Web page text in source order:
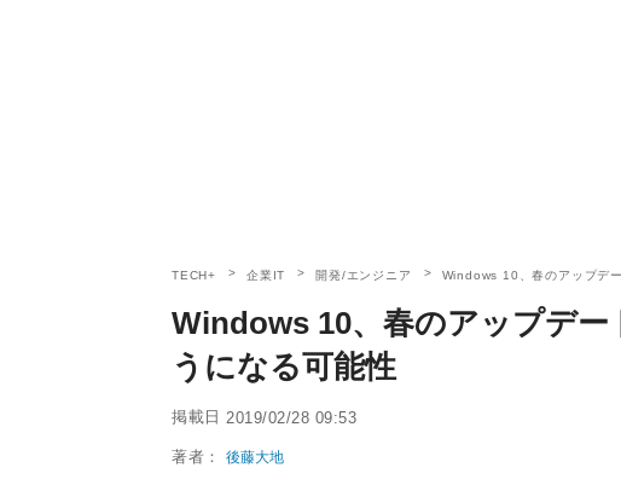
TECH+ 企業IT 開発/エンジニア Windows 10、春のアップデ
Windows 10、春のアップデ
うになる可能性
掲載日 2019/02/28 09:53
著者：後藤大地